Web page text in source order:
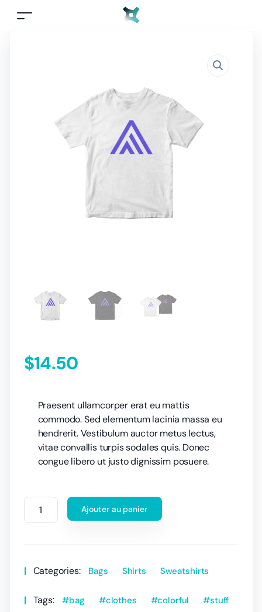
$14.50
Praesent ullamcorper erat eu mattis
commodo. Sed elementum lacinia massa eu
hendrerit. Vestibulum auctor metus lectus,
vitae convallis turpis sodales quis. Donec
congue libero ut justo dignissim posuere.
Ajouter au panier
Categories: Bags Shirts Sweatshirts
Tags: bag clothes colorful stuff